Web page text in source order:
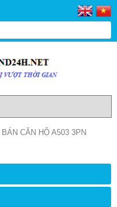
BÁN CĂN HỘ A503 3PN